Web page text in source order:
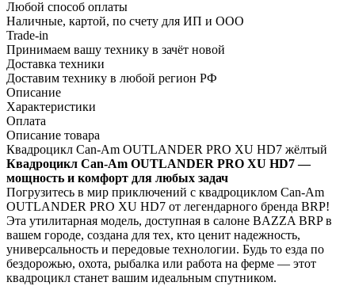
Любой способ оплаты
Наличные, картой, по счету для ИП и ООО
Trade-in
Принимаем вашу технику в зачёт новой
Доставка техники
Доставим технику в любой регион РФ
Описание
Характеристики
Оплата
Описание товара
Квадроцикл Can-Am OUTLANDER PRO XU HD7 жёлтый
Квадроцикл Can-Am OUTLANDER PRO XU HD7 —
мощность и комфорт для любых задач
Погрузитесь в мир приключений с квадроциклом Can-Am
OUTLANDER PRO XU HD7 от легендарного бренда BRP!
Эта утилитарная модель, доступная в салоне BAZZA BRP в
вашем городе, создана для тех, кто ценит надежность,
универсальность и передовые технологии. Будь то езда по
бездорожью, охота, рыбалка или работа на ферме — этот
квадроцикл станет вашим идеальным спутником.